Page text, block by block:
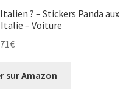
? – Stickers Panda aux
– Voiture
€
sur Amazon